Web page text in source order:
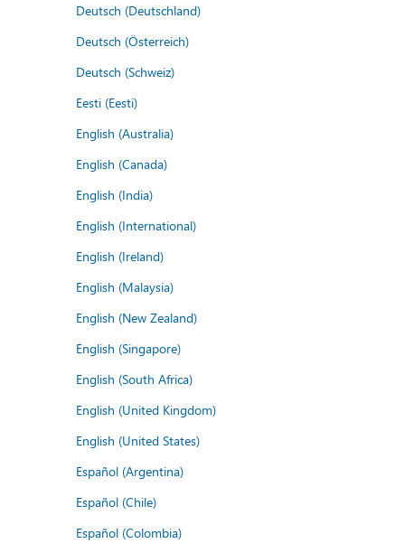
Deutsch (Deutschland)
Deutsch (Österreich)
Deutsch (Schweiz)
Eesti (Eesti)
English (Australia)
English (Canada)
English (India)
English (International)
English (Ireland)
English (Malaysia)
English (New Zealand)
English (Singapore)
English (South Africa)
English (United Kingdom)
English (United States)
Español (Argentina)
Español (Chile)
Español (Colombia)